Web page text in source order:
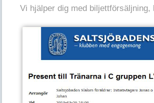
Vi hjälper dig med